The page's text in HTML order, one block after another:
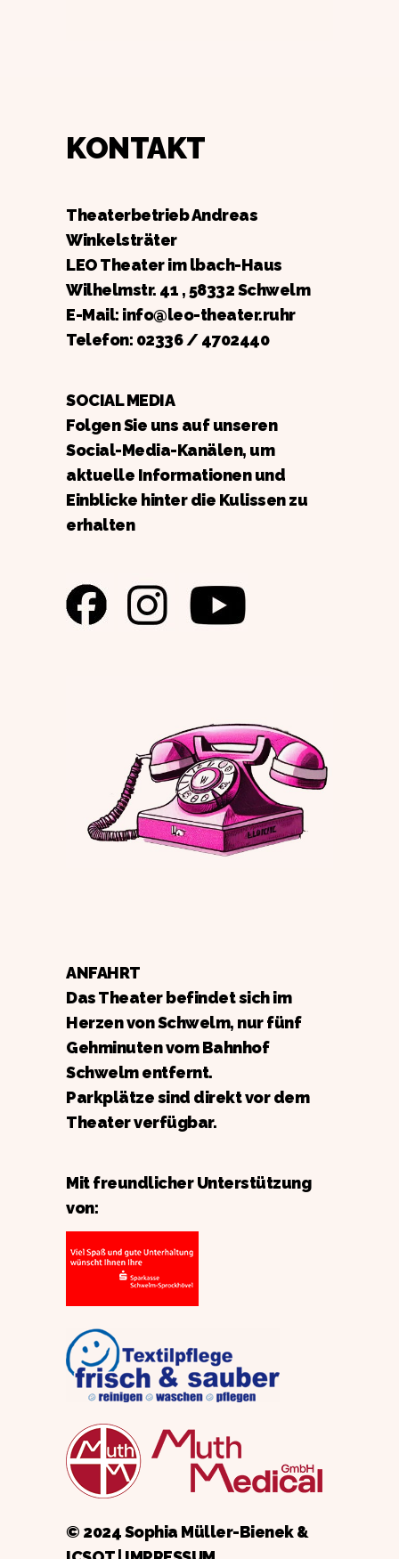
KONTAKT
Theaterbetrieb Andreas
Winkelsträter
LEO Theater im lbach-Haus
Wilhelmstr. 41 , 58332 Schwelm
E-Mail: info@leo-theater.ruhr
Telefon: 02336 / 4702440
SOCIAL MEDIA
Folgen Sie uns auf unseren
Social-Media-Kanälen, um
aktuelle Informationen und
Einblicke hinter die Kulissen zu
erhalten
ANFAHRT
Das Theater befindet sich im
Herzen von Schwelm, nur fünf
Gehminuten vom Bahnhof
Schwelm entfernt.
Parkplätze sind direkt vor dem
Theater verfügbar.
Mit freundlicher Unterstützung
von:
© 2024 Sophia Müller-Bienek &